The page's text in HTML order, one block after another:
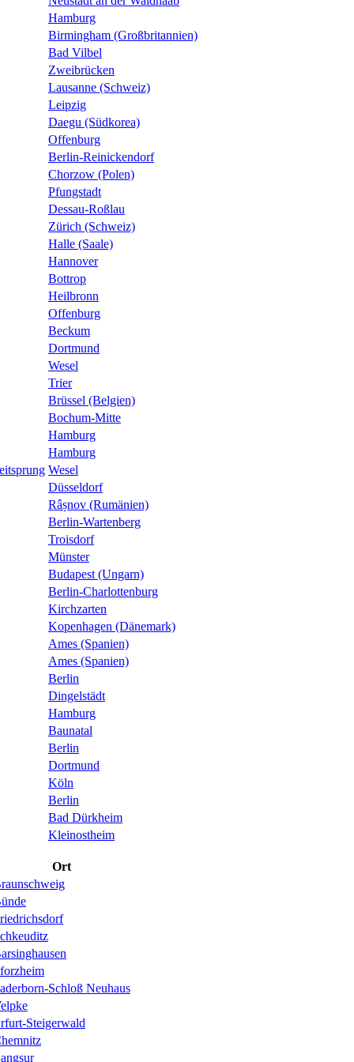
Hamburg
Birmingham (Großbritannien)
Bad Vilbel
Zweibrücken
Lausanne (Schweiz)
Leipzig
Daegu (Südkorea)
Offenburg
Berlin-Reinickendorf
Chorzow (Polen)
Pfungstadt
Dessau-Roßlau
Zürich (Schweiz)
Halle (Saale)
Hannover
Bottrop
Heilbronn
Offenburg
Beckum
Dortmund
Wesel
Trier
Brüssel (Belgien)
Bochum-Mitte
Hamburg
Hamburg
Wesel
Düsseldorf
Râșnov (Rumänien)
Berlin-Wartenberg
Troisdorf
Münster
Budapest (Ungarn)
Berlin-Charlottenburg
Kirchzarten
Kopenhagen (Dänemark)
Ames (Spanien)
Ames (Spanien)
Berlin
Dingelstädt
Hamburg
Baunatal
Berlin
Dortmund
Köln
Berlin
Bad Dürkheim
Kleinostheim
Ort
Schloß Neuhaus
Steigerwald